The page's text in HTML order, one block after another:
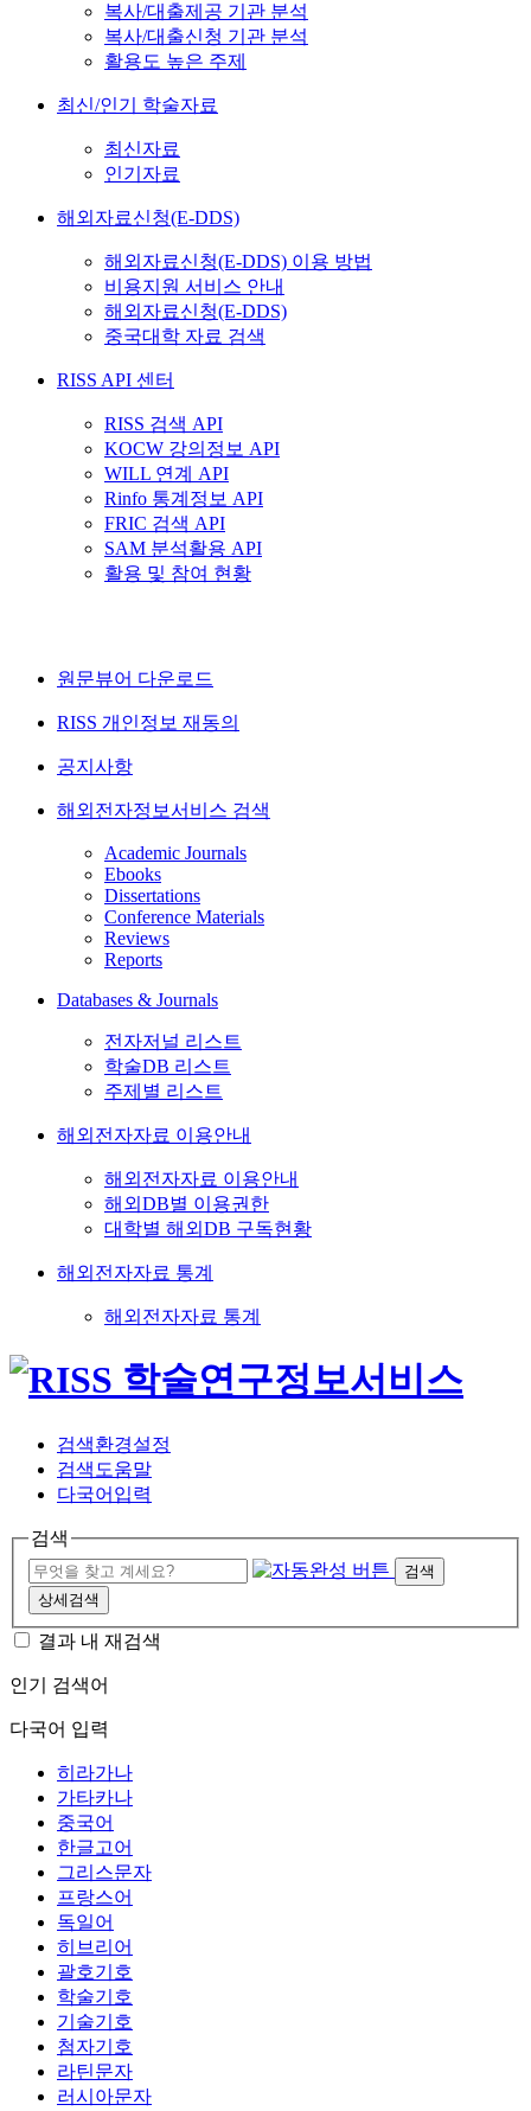
복사/대출제공 기관 분석
복사/대출신청 기관 분석
활용도 높은 주제
최신/인기 학술자료
최신자료
인기자료
해외자료신청(E-DDS)
해외자료신청(E-DDS) 이용 방법
비용지원 서비스 안내
해외자료신청(E-DDS)
중국대학 자료 검색
RISS API 센터
RISS 검색 API
KOCW 강의정보 API
WILL 연계 API
Rinfo 통계정보 API
FRIC 검색 API
SAM 분석활용 API
활용 및 참여 현황
원문뷰어 다운로드
RISS 개인정보 재동의
공지사항
해외전자정보서비스 검색
Academic Journals
Ebooks
Dissertations
Conference Materials
Reviews
Reports
Databases & Journals
전자저널 리스트
학술DB 리스트
주제별 리스트
해외전자자료 이용안내
해외전자자료 이용안내
해외DB별 이용권한
대학별 해외DB 구독현황
해외전자자료 통계
해외전자자료 통계
검색환경설정
검색도움말
다국어입력
검색
검색
상세검색
결과 내 재검색
인기 검색어
다국어 입력
히라가나
가타카나
중국어
한글고어
그리스문자
프랑스어
독일어
히브리어
괄호기호
학술기호
기술기호
첨자기호
라틴문자
러시아문자